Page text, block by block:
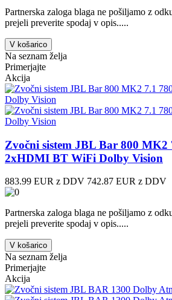
Partnerska zaloga blaga ne pošiljamo z
prejeli preverite spodaj v opis.....
V košarico
Na seznam želja
Primerjajte
Akcija
Zvočni sistem JBL Bar 800 MK2
2xHDMI BT WiFi Dolby Vision
883.99 EUR z DDV 742.87 EUR z DDV
Partnerska zaloga blaga ne pošiljamo z
prejeli preverite spodaj v opis.....
V košarico
Na seznam želja
Primerjajte
Akcija